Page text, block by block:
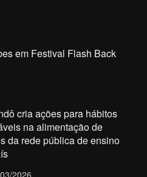
em Festival Flash Back
cria ações para hábitos
na alimentação de
da rede pública de ensino
2026